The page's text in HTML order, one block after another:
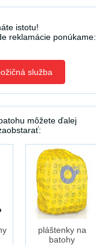
istotu!
reklamácie ponúkame:
služba
môžete ďalej
pláštenky na
batohy